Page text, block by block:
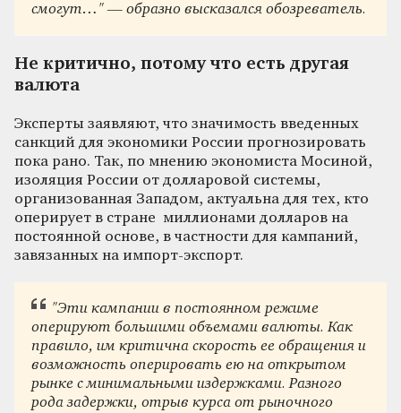
смогут… " — образно высказался обозреватель.
Не критично, потому что есть другая
валюта
Эксперты заявляют, что значимость введенных
санкций для экономики России прогнозировать
пока рано. Так, по мнению экономиста Мосиной,
изоляция России от долларовой системы,
организованная Западом, актуальна для тех, кто
оперирует в стране миллионами долларов на
постоянной основе, в частности для кампаний,
завязанных на импорт-экспорт.
"Эти кампании в постоянном режиме
оперируют большими объемами валюты. Как
правило, им критична скорость ее обращения и
возможность оперировать ею на открытом
рынке с минимальными издержками. Разного
рода задержки, отрыв курса от рыночного